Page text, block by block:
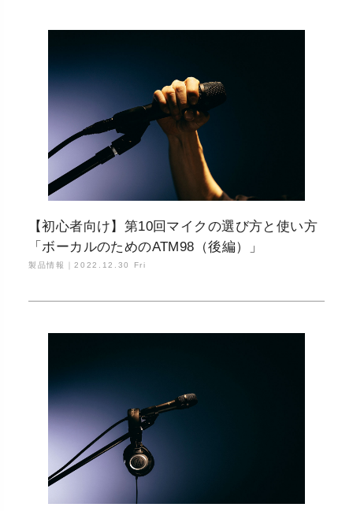
【初心者向け】第10回マイクの選び方と使い方
「ボーカルのためのATM98（後編）」
製品情報｜2022.12.30 Fri